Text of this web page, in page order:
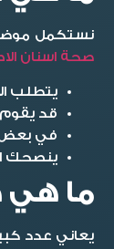
نستكمل
صحة اسنان
يتطلب
قد يقوم
في بعض
ينصحك
ما هي
يعاني عدد كبير من الأطفال في عمر 4 سنوات من آلام في الأسنان